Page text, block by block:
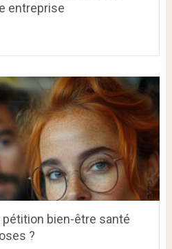
entreprise
bien-être santé
?